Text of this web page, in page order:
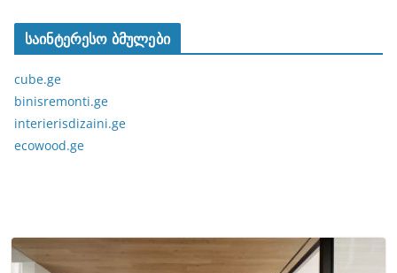
საინტერესო ბმულები
cube.ge
binisremonti.ge
interierisdizaini.ge
ecowood.ge